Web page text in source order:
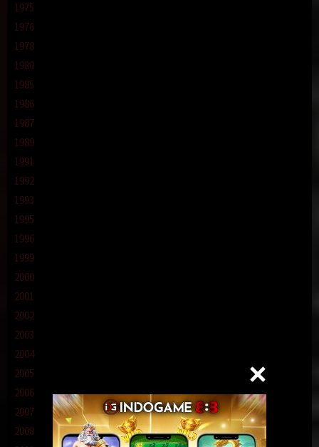
1975
1976
1978
1980
1985
1986
1987
1989
1991
1992
1993
1995
1996
1999
2000
2001
2002
2003
2004
2005
2006
2007
2008